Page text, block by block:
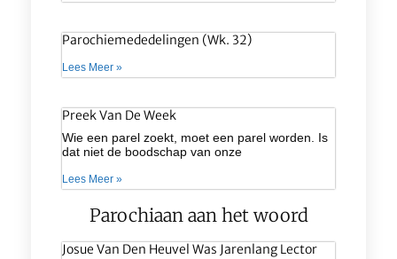
Parochiemededelingen (wk. 32)
Lees Meer »
Preek Van De Week
Wie een parel zoekt, moet een parel worden. Is
dat niet de boodschap van onze
Lees Meer »
Parochiaan aan het woord
Josue Van Den Heuvel Was Jarenlang Lector